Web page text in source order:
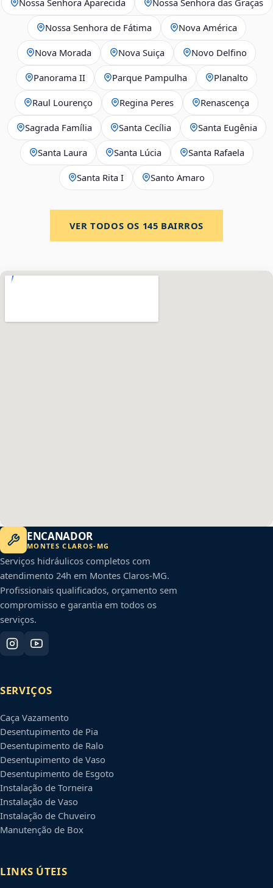
Nossa Senhora de Fátima Nova América
Nova Morada Nova Suiça Novo Delfino
Panorama II Parque Pampulha Planalto
Raul Lourenço Regina Peres Renascença
Sagrada Família Santa Cecília Santa Eugênia
Santa Laura Santa Lúcia Santa Rafaela
Santa Rita I Santo Amaro
VER TODOS OS 145 BAIRROS
ENCANADOR
MONTES CLAROS- MG
Serviços hidráulicos completos com
atendimento 24h em Montes Claros-MG.
Profissionais qualificados, orçamento sem
compromisso e garantia em todos os
serviços.
SERVIÇOS
Caça Vazamento
Desentupimento de Pia
Desentupimento de Ralo
Desentupimento de Vaso
Desentupimento de Esgoto
Instalação de Torneira
Instalação de Vaso
Instalação de Chuveiro
Manutenção de Box
LINKS ÚTEIS